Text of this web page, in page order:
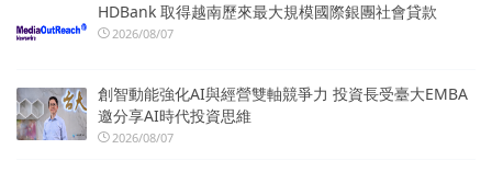
HDBank 取得越南歷來最大規模國際銀團社會貸款
2026/08/07
創智動能強化AI與經營雙軸競爭力 投資長受臺大EMBA
邀分享AI時代投資思維
2026/08/07